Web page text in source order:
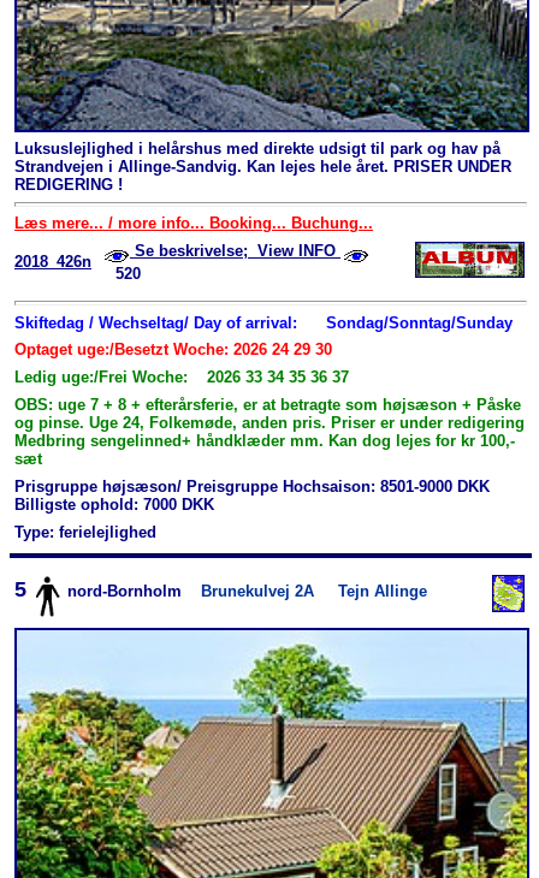
Luksuslejlighed i helårshus med direkte udsigt til park og hav på
Strandvejen i Allinge-Sandvig. Kan lejes hele året. PRISER UNDER
REDIGERING !
Læs mere... / more info... Booking... Buchung...
2018_426n
Se beskrivelse; View INFO
520
Skiftedag / Wechseltag/ Day of arrival: Sondag/Sonntag/Sunday
Optaget uge:/Besetzt Woche: 2026 24 29 30
Ledig uge:/Frei Woche: 2026 33 34 35 36 37
OBS: uge 7 + 8 + efterårsferie, er at betragte som højsæson + Påske
og pinse. Uge 24, Folkemøde, anden pris. Priser er under redigering
Medbring sengelinned+ håndklæder mm. Kan dog lejes for kr 100,-
sæt
Prisgruppe højsæson/ Preisgruppe Hochsaison: 8501-9000 DKK
Billigste ophold: 7000 DKK
Type: ferielejlighed
5 nord-Bornholm Brunekulvej 2A Tejn Allinge